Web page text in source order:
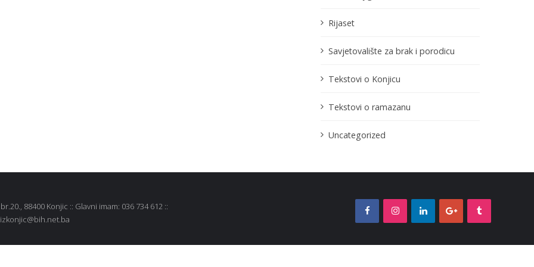
Rijaset
Savjetovalište za brak i porodicu
Tekstovi o Konjicu
Tekstovi o ramazanu
Uncategorized
br.20., 88400 Konjic :: Glavni imam: 036 734 612 ::